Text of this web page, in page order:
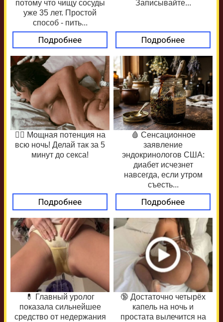
потому что чищу сосуды
уже 35 лет. Простой
способ - пить...
Подробнее
Записывайте...
Подробнее
❤️‍🔥 Мощная потенция на
всю ночь! Делай так за 5
минут до секса!
Подробнее
🩸 Сенсационное
заявление
эндокринологов США:
диабет исчезнет
навсегда, если утром
съесть...
Подробнее
💊 Главный уролог
показала сильнейшее
средство от недержания
🔞 Достаточно четырёх
капель на ночь и
простата вылечится на